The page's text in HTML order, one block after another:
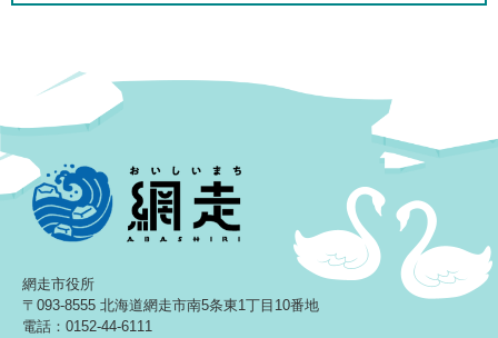
網走市役所
〒093-8555 北海道網走市南5条東1丁目10番地
電話：0152-44-6111